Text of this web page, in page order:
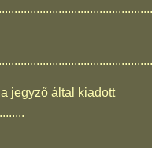
jegyző által kiadott